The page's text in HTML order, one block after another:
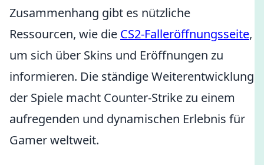
Zusammenhang gibt es nützliche
Ressourcen, wie die CS2-Falleröffnungsseite,
um sich über Skins und Eröffnungen zu
informieren. Die ständige Weiterentwicklung
der Spiele macht Counter-Strike zu einem
aufregenden und dynamischen Erlebnis für
Gamer weltweit.